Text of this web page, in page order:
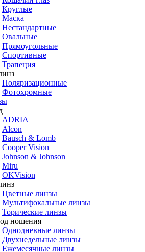
Круглые
Маска
Нестандартные
Овальные
Прямоугольные
Спортивные
Трапеция
Поляризационные
Фотохромные
ADRIA
Alcon
Bausch & Lomb
Cooper Vision
Johnson & Johnson
Miru
OKVision
Цветные линзы
Мультифокальные линзы
Торические линзы
ношения
Однодневные линзы
Двухнедельные линзы
Ежемесячные линзы